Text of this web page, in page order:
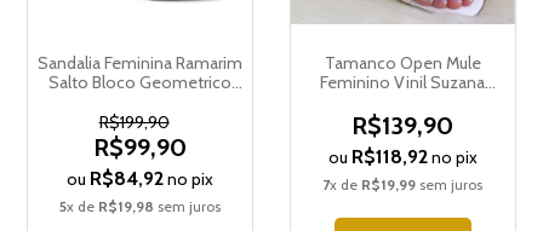
Sandalia Feminina Ramarim
Salto Bloco Geometrico
R$199,90
R$99,90
ou R$84,92no pix
5x de R$19,98 sem juros
Tamanco Open Mule
Feminino Vinil Suzana
4101.74215
R$139,90
ou R$118,92no pix
7x de R$19,99 sem juros